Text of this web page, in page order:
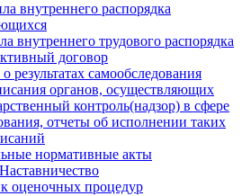
внутреннего распорядка
внутреннего трудового распорядка
договор
результатах самообследования
органов, осуществляющих
контроль(надзор) в сфере
отчеты об исполнении таких
нормативные акты
Наставничество
оценочных процедур